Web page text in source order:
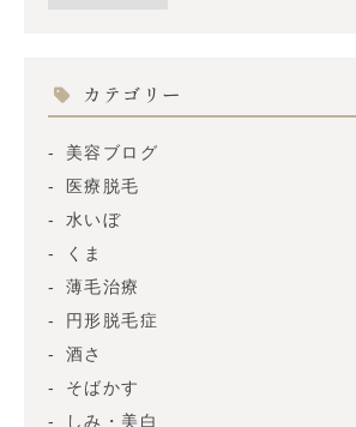
カテゴリー
美容ブログ
医療脱毛
水いぼ
くま
薄毛治療
円形脱毛症
酒さ
そばかす
しみ・美白